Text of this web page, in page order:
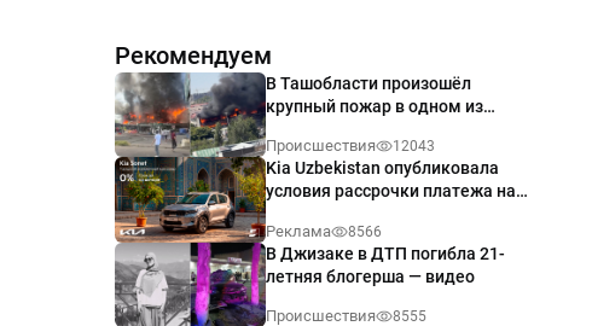
Рекомендуем
В Ташобласти произошёл
крупный пожар в одном из
Происшествия 12043
Kia Uzbekistan опубликовала
условия рассрочки платежа на
годовых
Реклама 8566
В Джизаке в ДТП погибла 21-
летняя блогерша — видео
Происшествия 8555